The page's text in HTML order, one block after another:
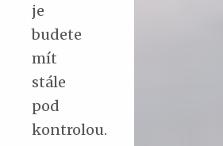
je
budete
mít
stále
pod
kontrolou.